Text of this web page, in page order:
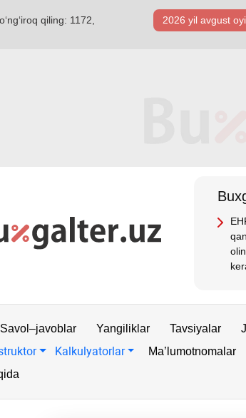
qiling: 1172,
2026 yil avgust
Savol–javoblar Yangiliklar Tavsiyalar
Kalkulyatorlar Ma’lumotnomalar